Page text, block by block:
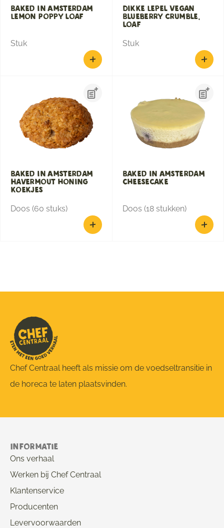
Baked in Amsterdam
Lemon Poppy loaf
Stuk
Dikke Lepel Vegan
Blueberry crumble,
loaf
Stuk
Baked in Amsterdam
Havermout honing
koekjes
Doos (60 stuks)
Baked in Amsterdam
Cheesecake
Doos (18 stukken)
Chef Centraal heeft als missie om de voedseltransitie in
de horeca te laten plaatsvinden.
Informatie
Ons verhaal
Werken bij Chef Centraal
Klantenservice
Producenten
Levervoorwaarden